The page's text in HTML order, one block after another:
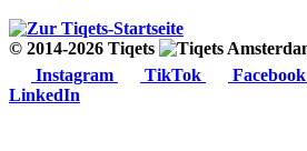
© 2014-2026 Tiqets
Instagram
TikTok Facebook
LinkedIn